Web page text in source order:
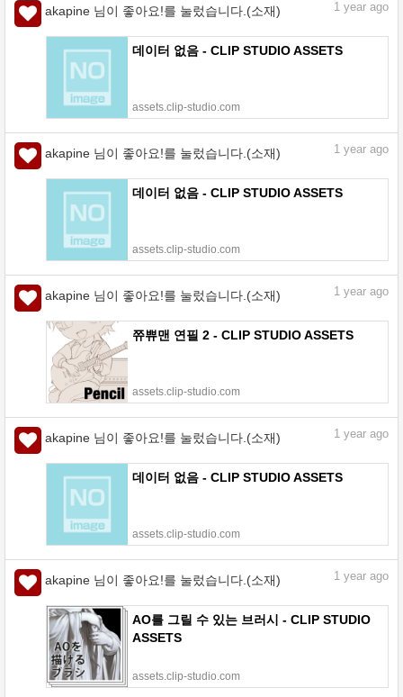
akapine 님이 좋아요!를 눌렀습니다.(소재) 1 year ago
데이터 없음 - CLIP STUDIO ASSETS
assets.clip-studio.com
akapine 님이 좋아요!를 눌렀습니다.(소재) 1 year ago
데이터 없음 - CLIP STUDIO ASSETS
assets.clip-studio.com
akapine 님이 좋아요!를 눌렀습니다.(소재) 1 year ago
쮸쀼맨 연필 2 - CLIP STUDIO ASSETS
assets.clip-studio.com
akapine 님이 좋아요!를 눌렀습니다.(소재) 1 year ago
데이터 없음 - CLIP STUDIO ASSETS
assets.clip-studio.com
akapine 님이 좋아요!를 눌렀습니다.(소재) 1 year ago
AO를 그릴 수 있는 브러시 - CLIP STUDIO
ASSETS
assets.clip-studio.com